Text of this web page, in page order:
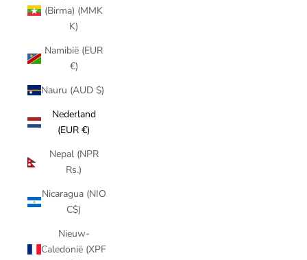
(Birma) (MMK
K)
Namibië (EUR
€)
Nauru (AUD $)
Nederland
(EUR €)
Nepal (NPR
Rs.)
Nicaragua (NIO
C$)
Nieuw-
Caledonië (XPF